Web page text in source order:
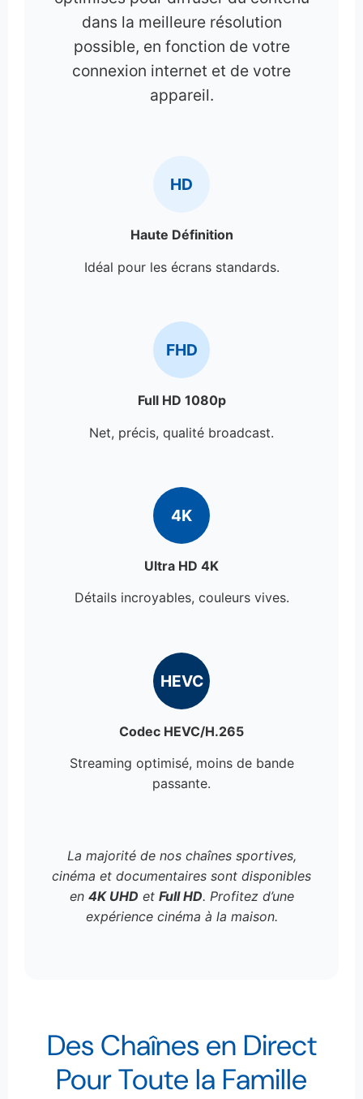
dans la meilleure résolution
possible, en fonction de votre
connexion internet et de votre
appareil.
HD
Haute Définition
Idéal pour les écrans standards.
FHD
Full HD 1080p
Net, précis, qualité broadcast.
4K
Ultra HD 4K
Détails incroyables, couleurs vives.
HEVC
Codec HEVC/H.265
Streaming optimisé, moins de bande
passante.
La majorité de nos chaînes sportives,
cinéma et documentaires sont disponibles
en 4K UHD et Full HD. Profitez d’une
expérience cinéma à la maison.
Des Chaînes en Direct
Pour Toute la Famille